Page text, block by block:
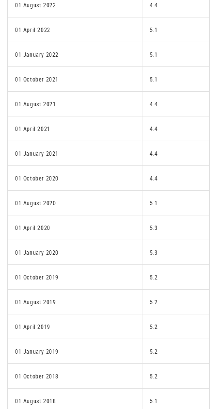
01 August 2022 4.4
01 April 2022 5.1
01 January 2022 5.1
01 October 2021 5.1
01 August 2021 4.4
01 April 2021 4.4
01 January 2021 4.4
01 October 2020 4.4
01 August 2020 5.1
01 April 2020 5.3
01 January 2020 5.3
01 October 2019 5.2
01 August 2019 5.2
01 April 2019 5.2
01 January 2019 5.2
01 October 2018 5.2
01 August 2018 5.1